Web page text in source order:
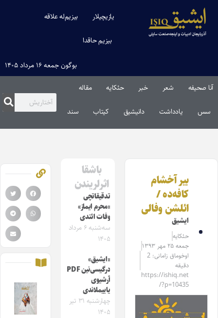
یازیچیلار بیزیم‌له علاقه
بیزیم حاقدا
بوگون جمعه ۱۶ مرداد ۱۴۰۵
آنا صحیفه شعر خبر حئکایه مقاله‌
سس یادداشت دانیشیق کیتاب سند
بیر آخشام
کافه‌ده /
ائلشن وفالی
ایشیق
حئکایه
جمعه ۲۵ مهر ۱۳۹۳
اوخوماق زامانی: 2
دقیقه
https://ishiq.net
/?p=10435
باشقا
اثرلریندن
تدقیقاتچی
«محرم ایماز»
وفات ائتدی
سه‌شنبه ۶ مرداد
۱۴۰۵
«ایشیق»
درگیسی‌نین PDF
آرشیوی
یاییملاندی
چهارشنبه ۳۱ تیر
۱۴۰۵